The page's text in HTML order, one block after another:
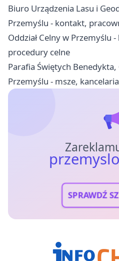
Biuro Urządzenia Lasu i
Przemyślu - kontakt,
Oddział Celny w Przemyślu
procedury celne
Parafia Świętych
Przemyślu - msze,
SPRAWDŹ